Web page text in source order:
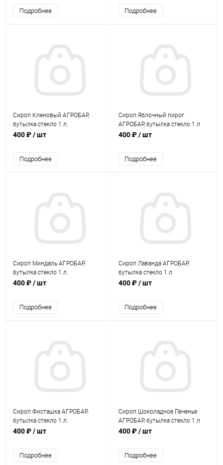
Подробнее Подробнее
Сироп Кленовый АГРОБАР,
бутылка стекло 1 л.
400 ₽/ шт
Подробнее
Сироп Яблочный пирог
АГРОБАР, бутылка стекло 1 л
400 ₽/ шт
Подробнее
Сироп Миндаль АГРОБАР,
бутылка стекло 1 л.
400 ₽/ шт
Подробнее
Сироп Лаванда АГРОБАР,
бутылка стекло 1 л.
400 ₽/ шт
Подробнее
Сироп Фисташка АГРОБАР,
бутылка стекло 1 л.
400 ₽/ шт
Подробнее
Сироп Шоколадное Печенье
АГРОБАР, бутылка стекло 1 л
400 ₽/ шт
Подробнее